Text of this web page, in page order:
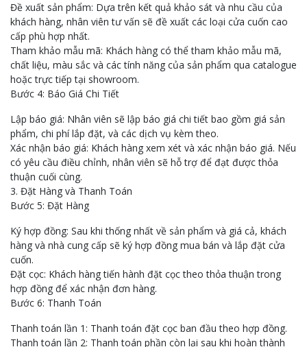
Đề xuất sản phẩm: Dựa trên kết quả khảo sát và nhu cầu của
khách hàng, nhân viên tư vấn sẽ đề xuất các loại cửa cuốn cao
cấp phù hợp nhất.
Tham khảo mẫu mã: Khách hàng có thể tham khảo mẫu mã,
chất liệu, màu sắc và các tính năng của sản phẩm qua catalogue
hoặc trực tiếp tại showroom.
Bước 4: Báo Giá Chi Tiết
Lập báo giá: Nhân viên sẽ lập báo giá chi tiết bao gồm giá sản
phẩm, chi phí lắp đặt, và các dịch vụ kèm theo.
Xác nhận báo giá: Khách hàng xem xét và xác nhận báo giá. Nếu
có yêu cầu điều chỉnh, nhân viên sẽ hỗ trợ để đạt được thỏa
thuận cuối cùng.
3. Đặt Hàng và Thanh Toán
Bước 5: Đặt Hàng
Ký hợp đồng: Sau khi thống nhất về sản phẩm và giá cả, khách
hàng và nhà cung cấp sẽ ký hợp đồng mua bán và lắp đặt cửa
cuốn.
Đặt cọc: Khách hàng tiến hành đặt cọc theo thỏa thuận trong
hợp đồng để xác nhận đơn hàng.
Bước 6: Thanh Toán
Thanh toán lần 1: Thanh toán đặt cọc ban đầu theo hợp đồng.
Thanh toán lần 2: Thanh toán phần còn lại sau khi hoàn thành